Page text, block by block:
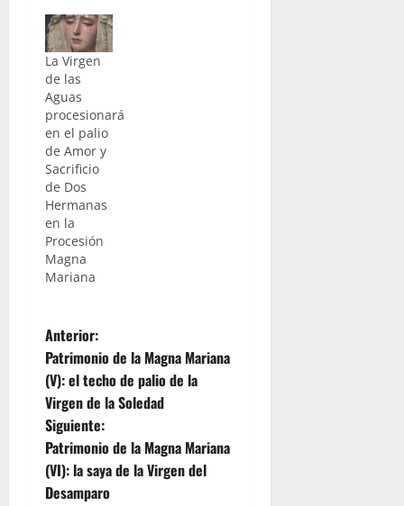
La Virgen
de las
Aguas
procesionará
en el palio
de Amor y
Sacrificio
de Dos
Hermanas
en la
Procesión
Magna
Mariana
N
a
v
e
g
Anterior:
Patrimonio de la Magna Mariana
(V): el techo de palio de la
Virgen de la Soledad
Siguiente:
Patrimonio de la Magna Mariana
(VI): la saya de la Virgen del
Desamparo